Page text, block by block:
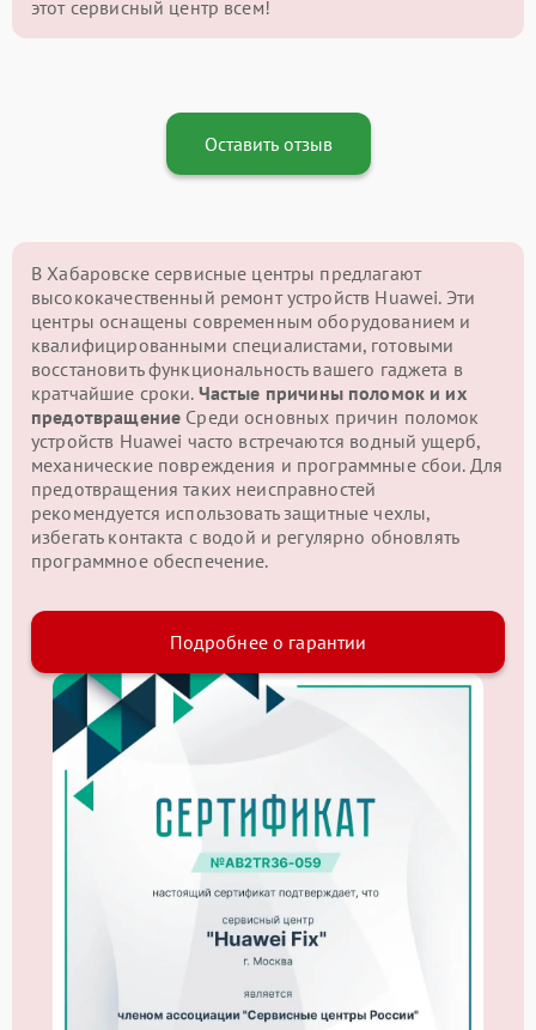
этот сервисный центр всем!
Оставить отзыв
В Хабаровске сервисные центры предлагают
высококачественный ремонт устройств Huawei. Эти
центры оснащены современным оборудованием и
квалифицированными специалистами, готовыми
восстановить функциональность вашего гаджета в
кратчайшие сроки. Частые причины поломок и их
предотвращение Среди основных причин поломок
устройств Huawei часто встречаются водный ущерб,
механические повреждения и программные сбои. Для
предотвращения таких неисправностей
рекомендуется использовать защитные чехлы,
избегать контакта с водой и регулярно обновлять
программное обеспечение.
Подробнее о гарантии